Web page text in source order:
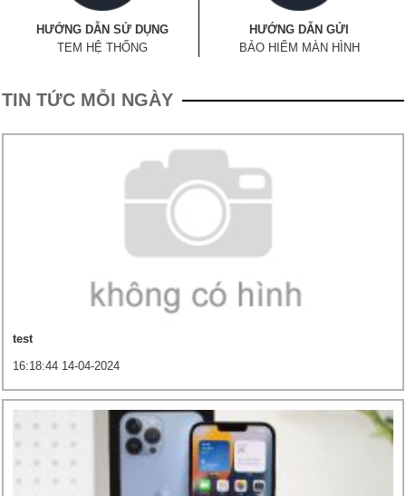
HƯỚNG DẪN SỬ DỤNG
TEM HỆ THỐNG
HƯỚNG DẪN GỬI
BẢO HIỂM MÀN HÌNH
TIN TỨC MỖI NGÀY
test
16:18:44 14-04-2024